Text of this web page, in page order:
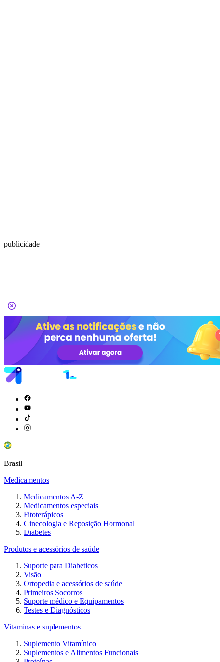
publicidade
Brasil
Medicamentos
Medicamentos A-Z
Medicamentos especiais
Fitoterápicos
Ginecologia e Reposição Hormonal
Diabetes
Produtos e acessórios de saúde
Suporte para Diabéticos
Visão
Ortopedia e acessórios de saúde
Primeiros Socorros
Suporte médico e Equipamentos
Testes e Diagnósticos
Vitaminas e suplementos
Suplemento Vitamínico
Suplementos e Alimentos Funcionais